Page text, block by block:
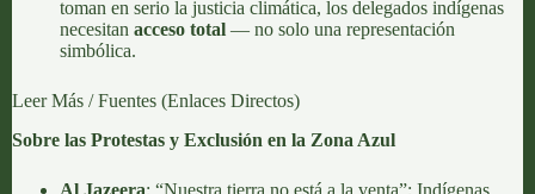
toman en serio la justicia climática, los delegados indígenas
necesitan acceso total — no solo una representación
simbólica.
Leer Más / Fuentes (Enlaces Directos)
Sobre las Protestas y Exclusión en la Zona Azul
Al Jazeera: “Nuestra tierra no está a la venta”: Indígenas